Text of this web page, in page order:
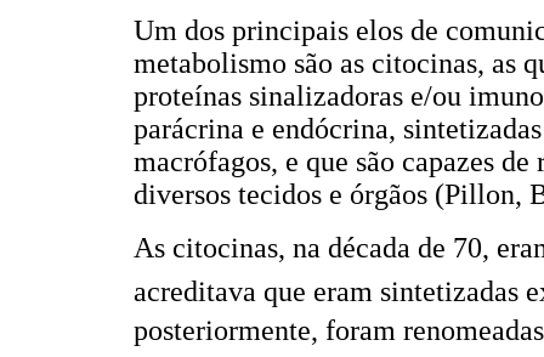
Um dos principais elos de
metabolismo são as citocinas, as
proteínas sinalizadoras e/ou
parácrina e endócrina,
macrófagos, e que são capazes
diversos tecidos e órgãos
As citocinas, na década de 70,
acreditava que eram sintetizadas
posteriormente, foram